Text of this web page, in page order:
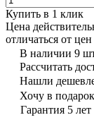
Купить в 1 клик
Цена
отличаться от
В наличии 9
Рассчитать
Нашли
Хочу в подарок
Гарантия 5 лет